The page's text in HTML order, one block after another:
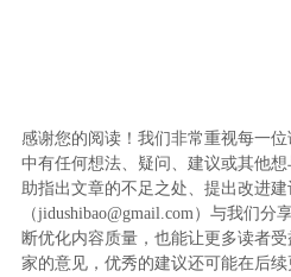
感谢您的阅读！我们非常重视每一
中有任何想法、疑问、建议或其他
助指出文章的不足之处、提出改进
（jidushibao@gmail.com）与我们
断优化内容质量，也能让更多读者
家的意见，优秀的建议还可能在后续